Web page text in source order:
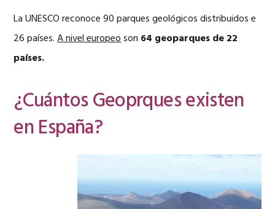
La UNESCO reconoce 90 parques geológicos distribuidos e
26 países.A nivel europeoson 64 geoparques de 22
países.
¿Cuántos Geoprques existen
en España?